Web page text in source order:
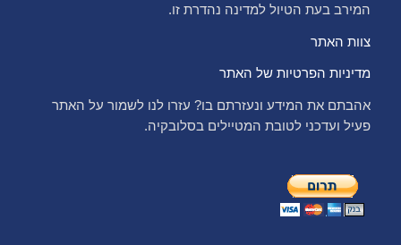
המירב בעת הטיול למדינה נהדרת זו.
צוות האתר
מדיניות הפרטיות של האתר
אהבתם את המידע ונעזרתם בו? עזרו לנו לשמור על האתר
פעיל ועדכני לטובת המטיילים בסלובקיה.